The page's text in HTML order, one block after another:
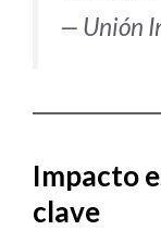
— Unión
Impacto
clave